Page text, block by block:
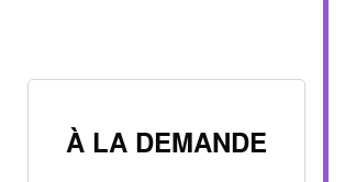
À LA DEMANDE